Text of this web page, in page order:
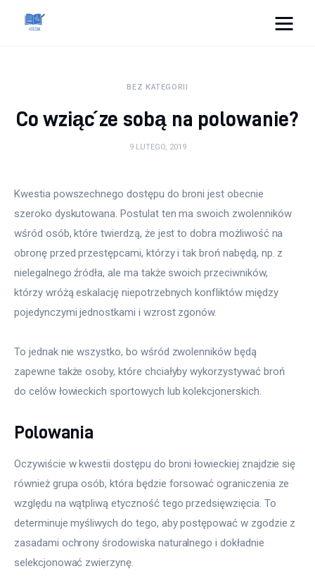
Zdrowie
Uroda
Więcej
BEZ KATEGORII
Co wziąć ze sobą na polowanie?
9 LUTEGO, 2019
Kwestia powszechnego dostępu do broni jest obecnie
szeroko dyskutowana. Postulat ten ma swoich zwolenników
wśród osób, które twierdzą, że jest to dobra możliwość na
obronę przed przestępcami, którzy i tak broń nabędą, np. z
nielegalnego źródła, ale ma także swoich przeciwników,
którzy wróżą eskalację niepotrzebnych konfliktów między
pojedynczymi jednostkami i wzrost zgonów.
To jednak nie wszystko, bo wśród zwolenników będą
zapewne także osoby, które chciałyby wykorzystywać broń
do celów łowieckich sportowych lub kolekcjonerskich.
Polowania
Oczywiście w kwestii dostępu do broni łowieckiej znajdzie się
również grupa osób, która będzie forsować ograniczenia ze
względu na wątpliwą etyczność tego przedsięwzięcia. To
determinuje myśliwych do tego, aby postępować w zgodzie z
zasadami ochrony środowiska naturalnego i dokładnie
selekcjonować zwierzynę.